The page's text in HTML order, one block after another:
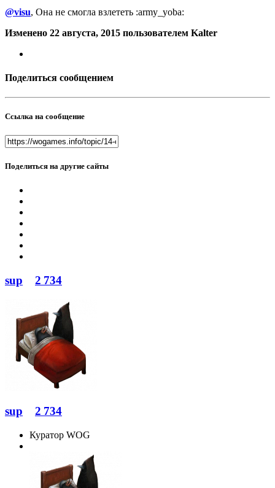
@visu, Она не смогла взлететь :army_yoba:
Изменено 22 августа, 2015 пользователем Kalter
Поделиться сообщением
Ссылка на сообщение
Поделиться на другие сайты
sup 2 734
sup 2 734
Куратор WOG